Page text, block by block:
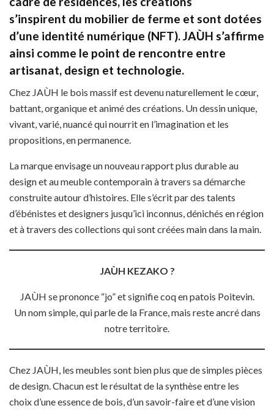
s’inspirent du mobilier de ferme et sont dotées
d’une identité numérique (NFT).JAÙH s’affirme
ainsi comme le point de rencontre entre
artisanat, design et technologie.
Chez JAÙH le bois massif est devenu naturellement le cœur,
battant, organique et animé des créations. Un dessin unique,
vivant, varié, nuancé qui nourrit en l’imagination et les
propositions, en permanence.
La marque envisage un nouveau rapport plus durable au
design et au meuble contemporain à travers sa démarche
construite autour d’histoires. Elle s’écrit par des talents
d’ébénistes et designers jusqu’ici inconnus, dénichés en région
et à travers des collections qui sont créées main dans la main.
JAÙH KEZAKO ?
JAÙH se prononce “jo” et signifie coq en patois Poitevin.
Un nom simple, qui parle de la France, mais reste ancré dans
notre territoire.
Chez JAÙH, les meubles sont bien plus que de simples pièces
de design. Chacun est le résultat de la synthèse entre les
choix d’une essence de bois, d’un savoir-faire et d’une vision